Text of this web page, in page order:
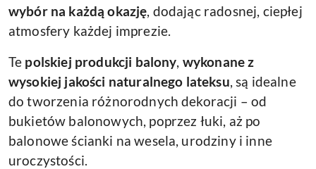
wybór na każdą okazję, dodając radosnej, ciepłej
atmosfery każdej imprezie.
Te polskiej produkcji balony, wykonane z
wysokiej jakości naturalnego lateksu, są idealne
do tworzenia różnorodnych dekoracji – od
bukietów balonowych, poprzez łuki, aż po
balonowe ścianki na wesela, urodziny i inne
uroczystości.